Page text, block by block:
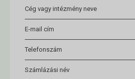
Cég vagy intézmény neve
E-mail cím
Telefonszám
Számlázási név